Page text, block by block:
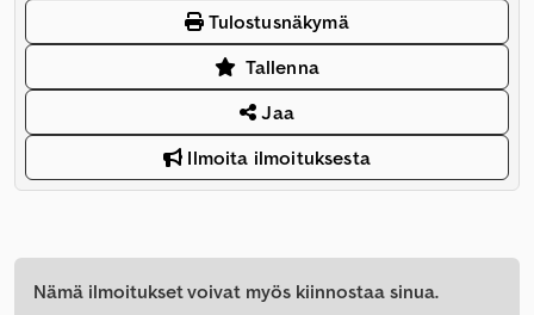
Tulostusnäkymä
Tallenna
Jaa
Ilmoita ilmoituksesta
Nämä ilmoitukset voivat myös kiinnostaa sinua.